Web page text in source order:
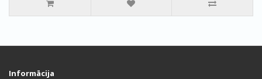
Informācija